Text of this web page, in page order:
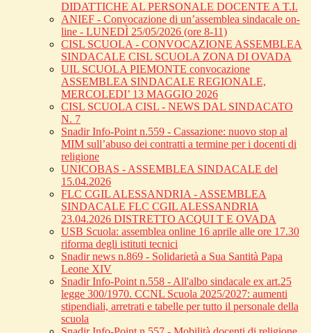
DIDATTICHE AL PERSONALE DOCENTE A T.I.
ANIEF - Convocazione di un’assemblea sindacale on-
line - LUNEDÌ 25/05/2026 (ore 8-11)
CISL SCUOLA - CONVOCAZIONE ASSEMBLEA
SINDACALE CISL SCUOLA ZONA DI OVADA
UIL SCUOLA PIEMONTE convocazione
ASSEMBLEA SINDACALE REGIONALE,
MERCOLEDI’ 13 MAGGIO 2026
CISL SCUOLA CISL - NEWS DAL SINDACATO
N. 7
Snadir Info-Point n.559 - Cassazione: nuovo stop al
MIM sull’abuso dei contratti a termine per i docenti di
religione
UNICOBAS - ASSEMBLEA SINDACALE del
15.04.2026
FLC CGIL ALESSANDRIA - ASSEMBLEA
SINDACALE FLC CGIL ALESSANDRIA
23.04.2026 DISTRETTO ACQUI T E OVADA
USB Scuola: assemblea online 16 aprile alle ore 17.30
riforma degli istituti tecnici
Snadir news n.869 - Solidarietà a Sua Santità Papa
Leone XIV
Snadir Info-Point n.558 - All'albo sindacale ex art.25
legge 300/1970. CCNL Scuola 2025/2027: aumenti
stipendiali, arretrati e tabelle per tutto il personale della
scuola